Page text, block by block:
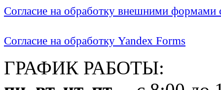
Согласие на обработку внешними формами
Согласие на обработку Yandex Forms
ГРАФИК РАБОТЫ: